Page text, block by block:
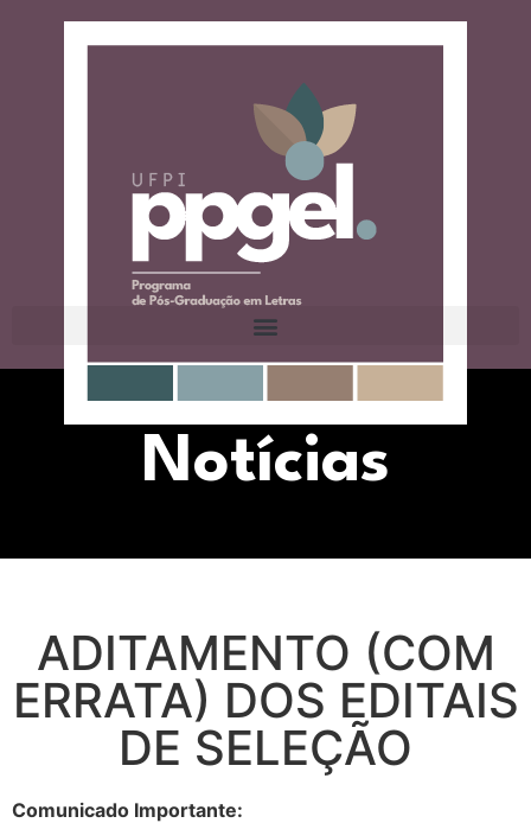
Notícias
ADITAMENTO (COM
ERRATA) DOS EDITAIS
DE SELEÇÃO
Comunicado Importante: